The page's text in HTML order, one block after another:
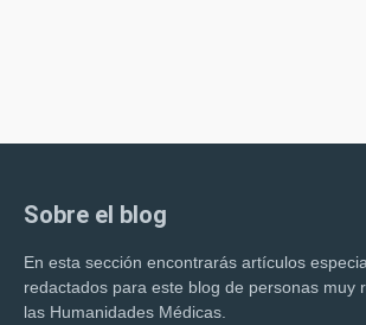
Sobre el blog
En esta sección encontrarás artículos
redactados para este blog de personas muy
las Humanidades Médicas.